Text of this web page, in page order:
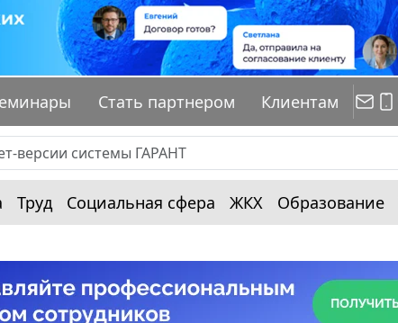
Стать партнером Клиентам
Труд Социальная сфера ЖКХ Образование